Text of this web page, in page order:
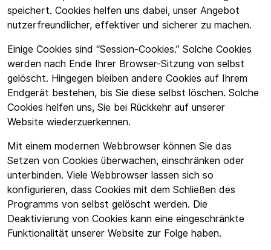
speichert. Cookies helfen uns dabei, unser Angebot
nutzerfreundlicher, effektiver und sicherer zu machen.
Einige Cookies sind “Session-Cookies.” Solche Cookies
werden nach Ende Ihrer Browser-Sitzung von selbst
gelöscht. Hingegen bleiben andere Cookies auf Ihrem
Endgerät bestehen, bis Sie diese selbst löschen. Solche
Cookies helfen uns, Sie bei Rückkehr auf unserer
Website wiederzuerkennen.
Mit einem modernen Webbrowser können Sie das
Setzen von Cookies überwachen, einschränken oder
unterbinden. Viele Webbrowser lassen sich so
konfigurieren, dass Cookies mit dem Schließen des
Programms von selbst gelöscht werden. Die
Deaktivierung von Cookies kann eine eingeschränkte
Funktionalität unserer Website zur Folge haben.